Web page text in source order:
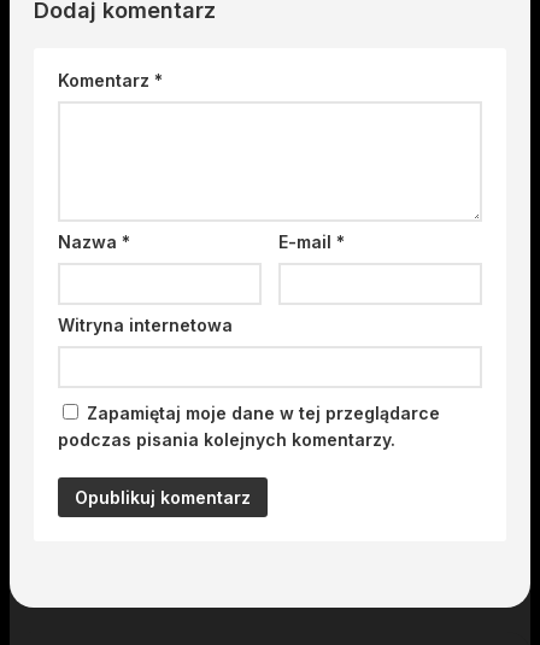
Dodaj komentarz
Komentarz *
Nazwa * E-mail*
Witryna internetowa
Zapamiętaj moje dane w tej przeglądarce
podczas pisania kolejnych komentarzy.